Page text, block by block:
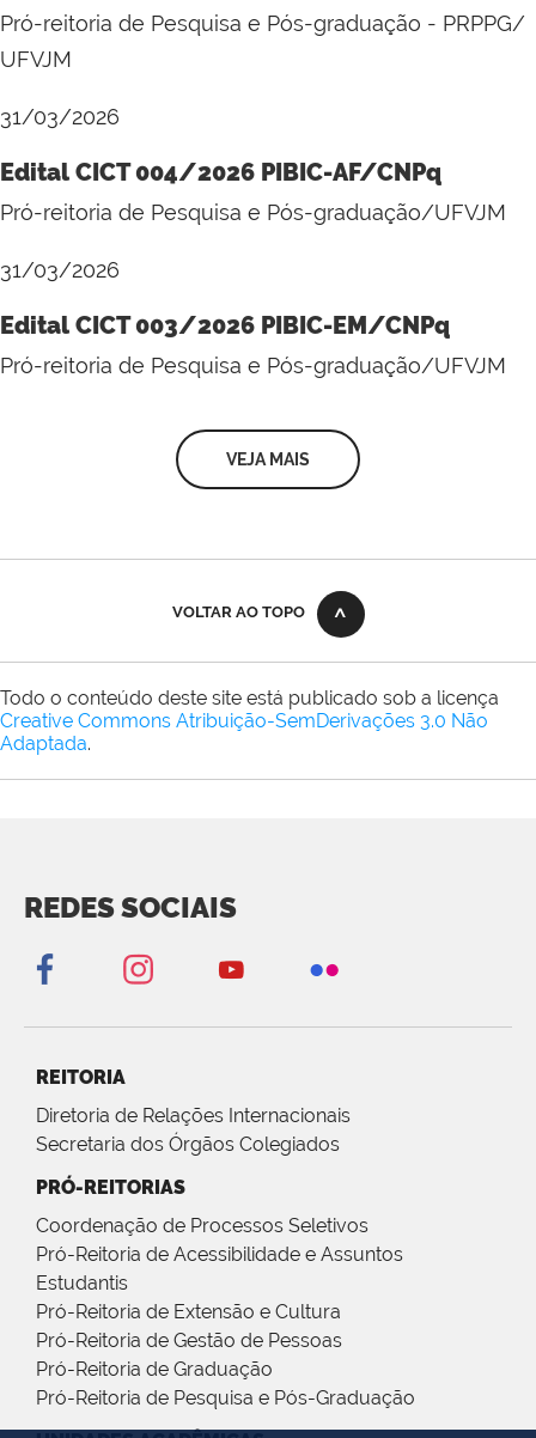
Pró-reitoria de Pesquisa e Pós-graduação - PRPPG/
UFVJM
31/03/2026
Edital CICT 004/2026 PIBIC-AF/CNPq
Pró-reitoria de Pesquisa e Pós-graduação/UFVJM
31/03/2026
Edital CICT 003/2026 PIBIC-EM/CNPq
Pró-reitoria de Pesquisa e Pós-graduação/UFVJM
VEJA MAIS
VOLTAR AO TOPO
Todo o conteúdo deste site está publicado sob a licença
Creative Commons Atribuição-SemDerivações 3.0 Não
Adaptada.
REDES SOCIAIS
REITORIA
Diretoria de Relações Internacionais
Secretaria dos Órgãos Colegiados
PRÓ-REITORIAS
Coordenação de Processos Seletivos
Pró-Reitoria de Acessibilidade e Assuntos
Estudantis
Pró-Reitoria de Extensão e Cultura
Pró-Reitoria de Gestão de Pessoas
Pró-Reitoria de Graduação
Pró-Reitoria de Pesquisa e Pós-Graduação